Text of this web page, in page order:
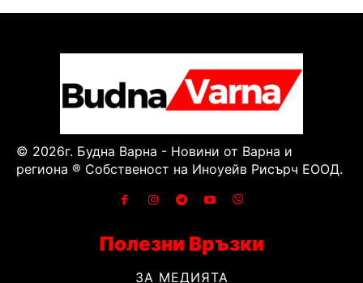
© 2026г. Будна Варна - Новини от Варна и
региона ® Собственост на Иноуейв Рисърч ЕООД.
Полезни Връзки
ЗА МЕДИЯТА